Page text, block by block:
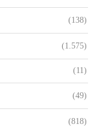
(138)
(1.575)
(11)
(49)
(818)